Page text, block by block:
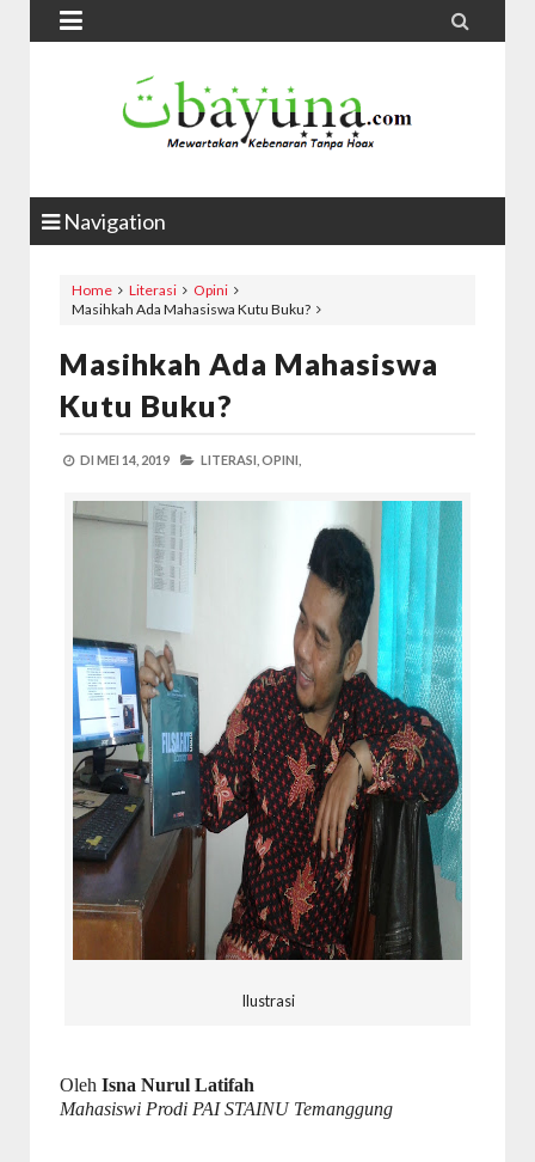
 
Navigation
Home Literasi
Opini
Masihkah Ada Mahasiswa Kutu Buku?
Masihkah Ada Mahasiswa
Kutu Buku?
DI MEI 14, 2019 LITERASI, OPINI,
Ilustrasi
Oleh Isna Nurul Latifah
Mahasiswi Prodi PAI STAINU Temanggung